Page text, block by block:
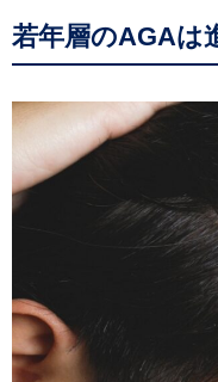
若年層のAGAは